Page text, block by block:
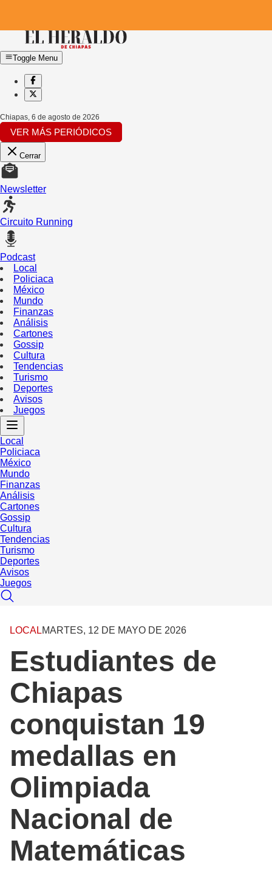
Toggle Menu
Chiapas, 6 de agosto de 2026
VER MÁS PERIÓDICOS
Cerrar
Newsletter
Circuito Running
Podcast
Local
Policiaca
México
Mundo
Finanzas
Análisis
Cartones
Gossip
Cultura
Tendencias
Turismo
Deportes
Avisos
Juegos
Local
Policiaca
México
Mundo
Finanzas
Análisis
Cartones
Gossip
Cultura
Tendencias
Turismo
Deportes
Avisos
Juegos
LOCALMARTES, 12 DE MAYO DE 2026
Estudiantes de
Chiapas
conquistan 19
medallas en
Olimpiada
Nacional de
Matemáticas